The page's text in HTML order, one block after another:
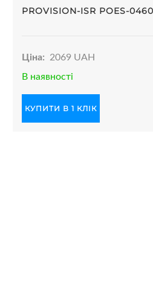
PROVISION-ISR POES-
Ціна:
2069 UAH
В наявності
КУПИТИ В 1 КЛІК